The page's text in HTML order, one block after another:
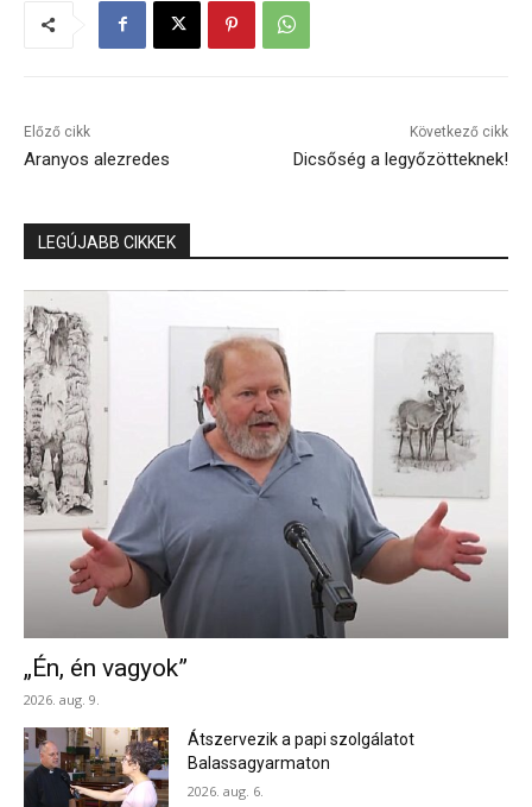
Előző cikk
Aranyos alezredes
Következő cikk
Dicsőség a legyőzötteknek!
LEGÚJABB CIKKEK
„Én, én vagyok”
2026. aug. 9.
Átszervezik a papi szolgálatot
Balassagyarmaton
2026. aug. 6.